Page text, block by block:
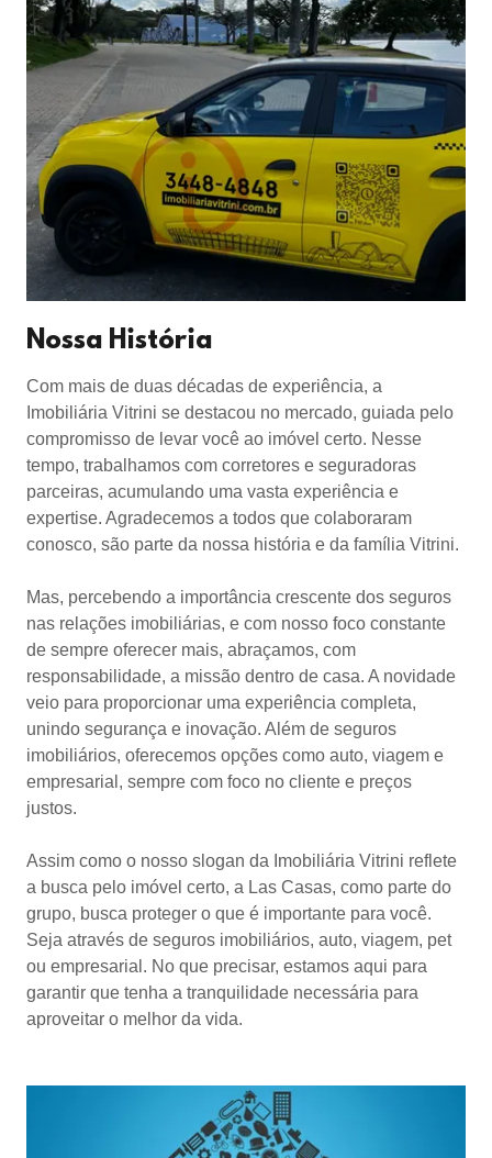
Nossa História
Com mais de duas décadas de experiência, a
Imobiliária Vitrini se destacou no mercado, guiada pelo
compromisso de levar você ao imóvel certo. Nesse
tempo, trabalhamos com corretores e seguradoras
parceiras, acumulando uma vasta experiência e
expertise. Agradecemos a todos que colaboraram
conosco, são parte da nossa história e da família Vitrini.
Mas, percebendo a importância crescente dos seguros
nas relações imobiliárias, e com nosso foco constante
de sempre oferecer mais, abraçamos, com
responsabilidade, a missão dentro de casa. A novidade
veio para proporcionar uma experiência completa,
unindo segurança e inovação. Além de seguros
imobiliários, oferecemos opções como auto, viagem e
empresarial, sempre com foco no cliente e preços
justos.
Assim como o nosso slogan da Imobiliária Vitrini reflete
a busca pelo imóvel certo, a Las Casas, como parte do
grupo, busca proteger o que é importante para você.
Seja através de seguros imobiliários, auto, viagem, pet
ou empresarial. No que precisar, estamos aqui para
garantir que tenha a tranquilidade necessária para
aproveitar o melhor da vida.